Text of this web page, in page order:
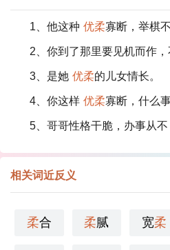
1、他这种 优柔寡断，举棋
2、你到了那里要见机而作
3、是她 优柔的儿女情长。
4、你这样 优柔寡断，什么
5、哥哥性格干脆，办事从不
相关词近反义
柔合 柔腻 宽柔